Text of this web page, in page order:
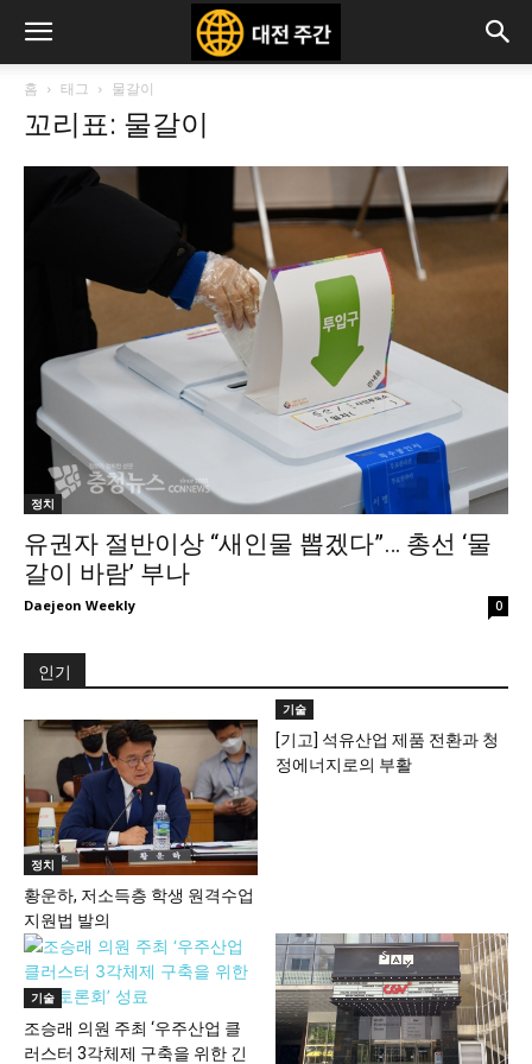
홈 태그 물갈이
꼬리표: 물갈이
정치
유권자 절반이상 “새인물 뽑겠다”… 총선 ‘물
갈이 바람’ 부나
Daejeon Weekly 0
인기
정치
황운하, 저소득층 학생 원격수업
지원법 발의
기술
[기고] 석유산업 제품 전환과 청
정에너지로의 부활
기술
조승래 의원 주최 ‘우주산업 클
러스터 3각체제 구축을 위한 긴